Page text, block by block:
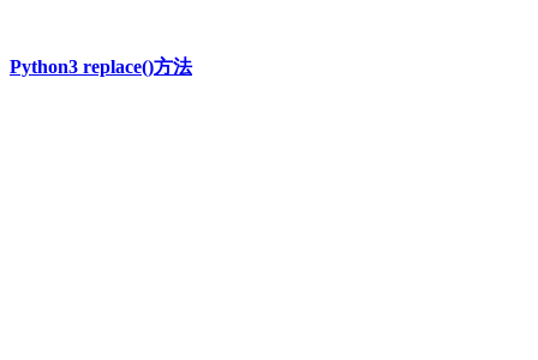
Python3 replace()方法